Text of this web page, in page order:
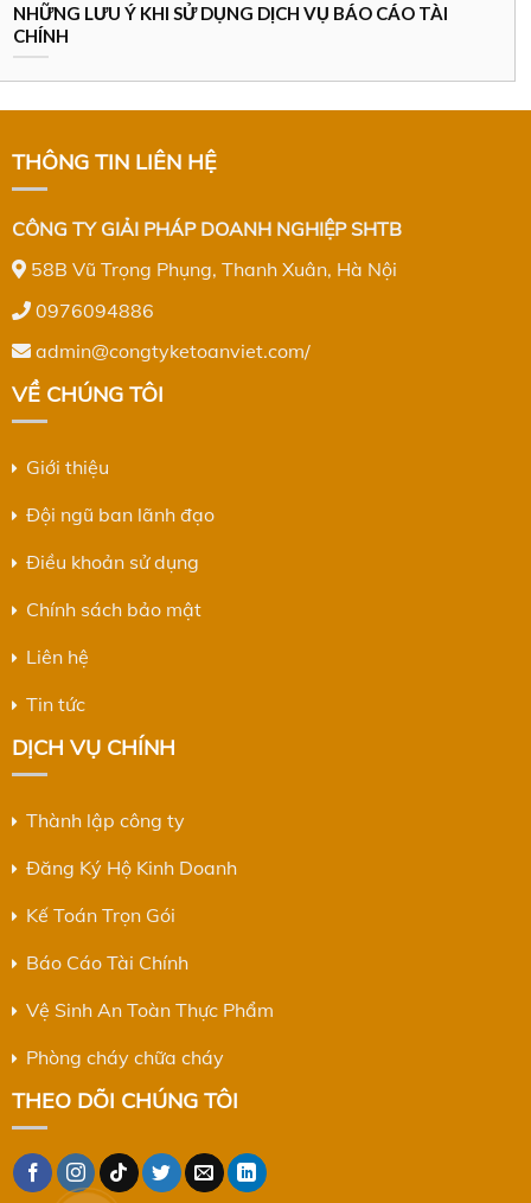
NHỮNG LƯU Ý KHI SỬ DỤNG DỊCH VỤ BÁO CÁO TÀI
CHÍNH
THÔNG TIN LIÊN HỆ
CÔNG TY GIẢI PHÁP DOANH NGHIỆP SHTB
58B Vũ Trọng Phụng, Thanh Xuân, Hà Nội
0976094886
admin@congtyketoanviet.com/
VỀ CHÚNG TÔI
Giới thiệu
Đội ngũ ban lãnh đạo
Điều khoản sử dụng
Chính sách bảo mật
Liên hệ
Tin tức
DỊCH VỤ CHÍNH
Thành lập công ty
Đăng Ký Hộ Kinh Doanh
Kế Toán Trọn Gói
Báo Cáo Tài Chính
Vệ Sinh An Toàn Thực Phẩm
Phòng cháy chữa cháy
THEO DÕI CHÚNG TÔI